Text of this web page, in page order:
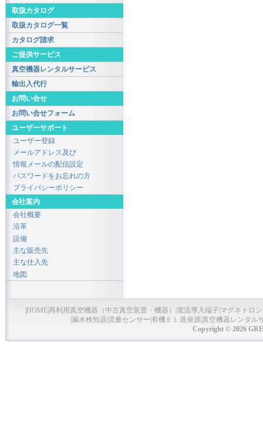
取扱カタログ
取扱カタログ一覧
カタログ請求
ご提供サービス
真空機器レンタルサービス
輸出入代行
お問い合せ
お問い合せフォーム
ユーザーサポート
ユーザー登録
メールアドレス及び
情報メールの配信設定
パスワードをお忘れの方
プライバシーポリシー
会社案内
会社概要
沿革
設備
主な販売先
主な仕入先
地図
HOME再利用真空機器（中古真空装置・機器） 電流導入端子 マグネトロ
漏水検知器 流量センサー 有機ＥＬ蒸発源真空機器レンタル
Copyright © 2026